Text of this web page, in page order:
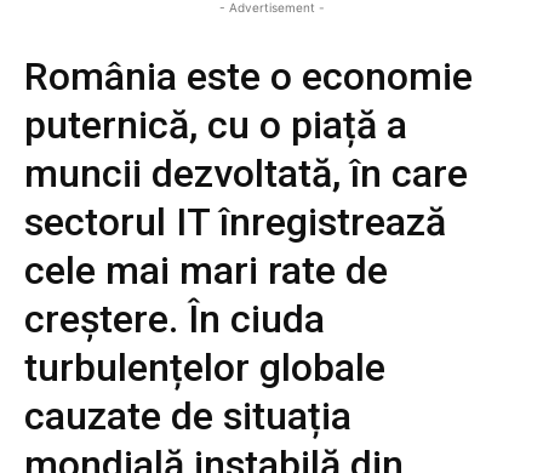
- Advertisement -
România este o economie
puternică, cu o piață a
muncii dezvoltată, în care
sectorul IT înregistrează
cele mai mari rate de
creștere. În ciuda
turbulențelor globale
cauzate de situația